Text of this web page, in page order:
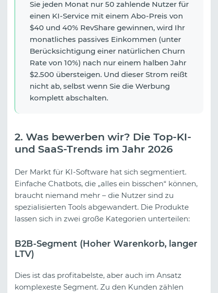
Sie jeden Monat nur 50 zahlende Nutzer für
einen KI-Service mit einem Abo-Preis von
$40 und 40% RevShare gewinnen, wird Ihr
monatliches passives Einkommen (unter
Berücksichtigung einer natürlichen Churn
Rate von 10%) nach nur einem halben Jahr
$2.500 übersteigen. Und dieser Strom reißt
nicht ab, selbst wenn Sie die Werbung
komplett abschalten.
2. Was bewerben wir? Die Top-KI-
und SaaS-Trends im Jahr 2026
Der Markt für KI-Software hat sich segmentiert.
Einfache Chatbots, die „alles ein bisschen“ können,
braucht niemand mehr – die Nutzer sind zu
spezialisierten Tools abgewandert. Die Produkte
lassen sich in zwei große Kategorien unterteilen:
B2B-Segment (Hoher Warenkorb, langer
LTV)
Dies ist das profitabelste, aber auch im Ansatz
komplexeste Segment. Zu den Kunden zählen